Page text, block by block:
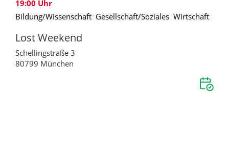
19:00 Uhr
Bildung/Wissenschaft Gesellschaft/Soziales Wirtschaft
Lost Weekend
Schellingstraße 3
80799 München